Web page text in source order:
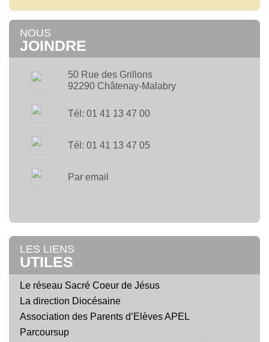
NOUS
JOINDRE
50 Rue des Grillons
92290 Châtenay-Malabry
Tél: 01 41 13 47 00
Tél: 01 41 13 47 05
Par email
LES LIENS
UTILES
Le réseau Sacré Coeur de Jésus
La direction Diocésaine
Association des Parents d’Elèves APEL
Parcoursup